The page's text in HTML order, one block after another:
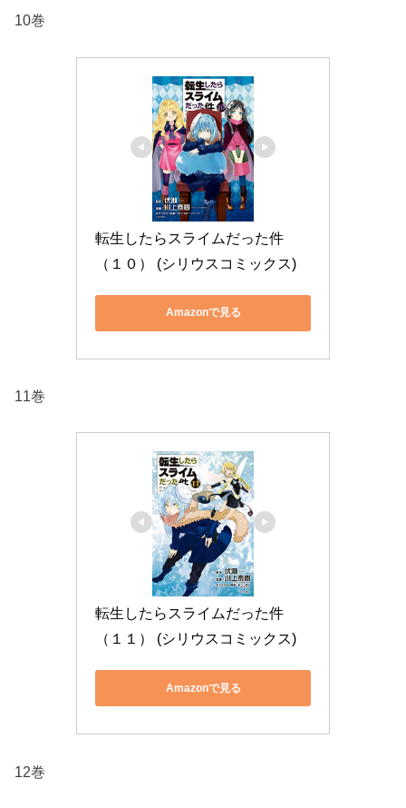
10巻
転生したらスライムだった件
（１０） (シリウスコミックス)
Amazonで見る
11巻
転生したらスライムだった件
（１１） (シリウスコミックス)
Amazonで見る
12巻